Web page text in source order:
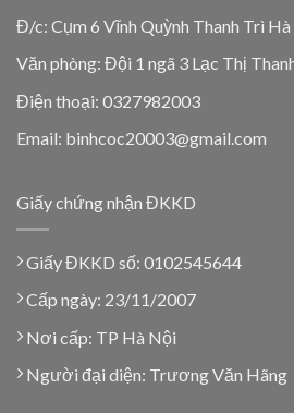
Đ/c: Cụm 6 Vĩnh Quỳnh Thanh Trì
Văn phòng: Đội 1 ngã 3 Lạc Thị
Điện thoại: 0327982003
Email: binhcoc20003@gmail.com
Giấy chứng nhận ĐKKD
Giấy ĐKKD số: 0102545644
Cấp ngày: 23/11/2007
Nơi cấp: TP Hà Nội
Người đại diện: Trương Văn Hãng